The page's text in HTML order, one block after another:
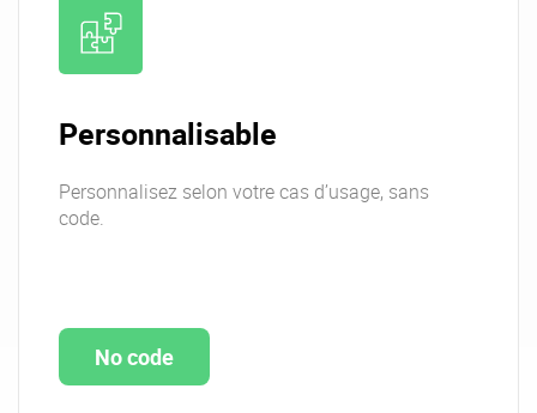
Personnalisable
Personnalisez selon votre cas d’usage, sans
code.
No code